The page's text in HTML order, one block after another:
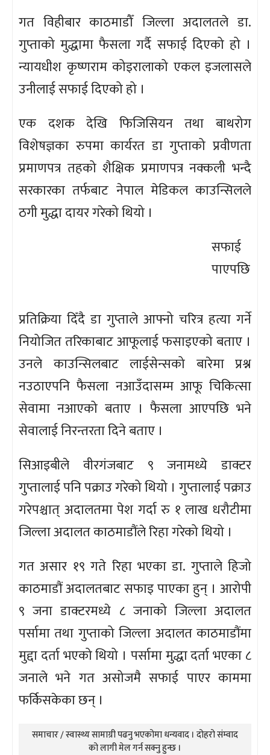
गत विहीबार काठमाडौँ जिल्ला अदालतले डा.
गुप्ताको मुद्धामा फैसला गर्दै सफाई दिएको हो ।
न्यायधीश कृष्णराम कोइरालाको एकल इजलासले
उनीलाई सफाई दिएको हो ।
एक दशक देखि फिजिसियन तथा बाथरोग
विशेषज्ञका रुपमा कार्यरत डा गुप्ताको प्रवीणता
प्रमाणपत्र तहको शैक्षिक प्रमाणपत्र नक्कली भन्दै
सरकारका तर्फबाट नेपाल मेडिकल काउन्सिलले
ठगी मुद्धा दायर गरेको थियो ।
सफाई
पाएपछि
प्रतिक्रिया दिँदै डा गुप्ताले आफ्नो चरित्र हत्या गर्ने
नियोजित तरिकाबाट आफूलाई फसाइएको बताए ।
उनले काउन्सिलबाट लाईसेन्सको बारेमा प्रश्न
नउठाएपनि फैसला नआउँदासम्म आफू चिकित्सा
सेवामा नआएको बताए । फैसला आएपछि भने
सेवालाई निरन्तरता दिने बताए ।
सिआइबीले वीरगंजबाट ९ जनामध्ये डाक्टर
गुप्तालाई पनि पक्राउ गरेको थियो । गुप्तालाई पक्राउ
गरेपश्चात् अदालतमा पेश गर्दा रु १ लाख धरौटीमा
जिल्ला अदालत काठमाडौंले रिहा गरेको थियो ।
गत असार १९ गते रिहा भएका डा. गुप्ताले हिजो
काठमाडौं अदालतबाट सफाइ पाएका हुन् । आरोपी
९ जना डाक्टरमध्ये ८ जनाको जिल्ला अदालत
पर्सामा तथा गुप्ताको जिल्ला अदालत काठमाडौंमा
मुद्दा दर्ता भएको थियो । पर्सामा मुद्धा दर्ता भएका ८
जनाले भने गत असोजमै सफाई पाएर काममा
फर्किसकेका छन् ।
समाचार / स्वास्थ्य सामाग्री पढनु भएकोमा धन्यवाद । दोहरो संम्वाद
को लागी मेल गर्न सक्नु हुन्छ ।